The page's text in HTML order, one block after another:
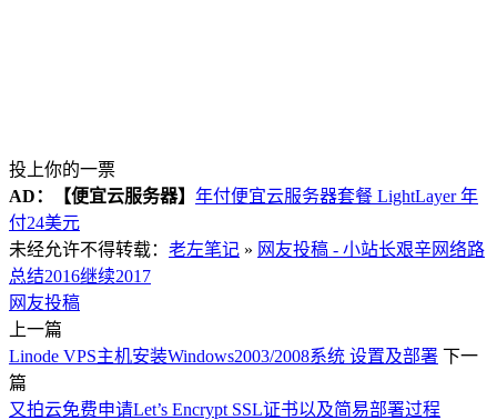
投上你的一票
AD：
【便宜云服务器】 年付便宜云服务器套餐 LightLayer 年
付24美元
未经允许不得转载： 老左笔记 » 网友投稿 - 小站长艰辛网络路
总结2016继续2017
网友投稿
上一篇
Linode VPS主机安装Windows2003/2008系统 设置及部署 下一
篇
又拍云免费申请Let’s Encrypt SSL证书以及简易部署过程